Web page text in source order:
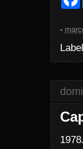
-